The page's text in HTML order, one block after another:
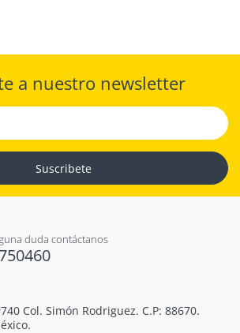
a nuestro newsletter
Suscribete
duda contáctanos
Col. Simón Rodriguez. C.P: 88670.